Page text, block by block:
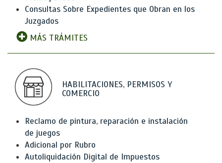
Consultas Sobre Expedientes que Obran en los
Juzgados
MÁS TRÁMITES
HABILITACIONES, PERMISOS Y
COMERCIO
Reclamo de pintura, reparación e instalación
de juegos
Adicional por Rubro
Autoliquidación Digital de Impuestos